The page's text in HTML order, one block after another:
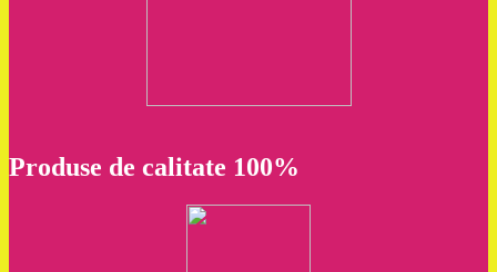
Produse de calitate 100%